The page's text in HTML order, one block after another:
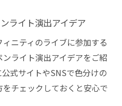
ライト演出アイデア
ニティのライブに参加する
ライト演出アイデアをご紹
式サイトやSNSで色分けの
チェックしておくと安心で